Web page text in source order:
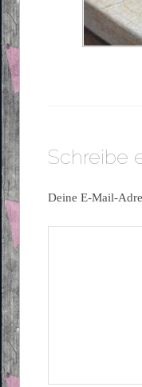
Schreibe
Deine E-Mail-